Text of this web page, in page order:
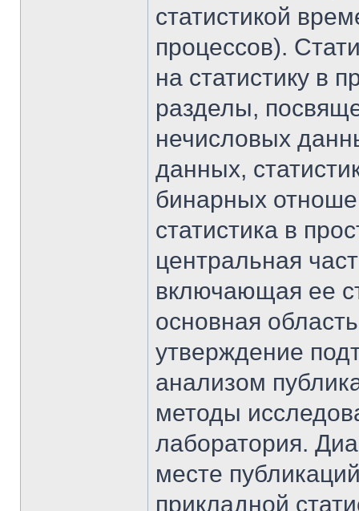
статистикой
процессов).
на статистику в
разделы,
нечисловых
данных,
бинарных
статистика в
центральная
включающая ее
основная
утверждение
анализом
методы
лаборатория.
месте
прикладной